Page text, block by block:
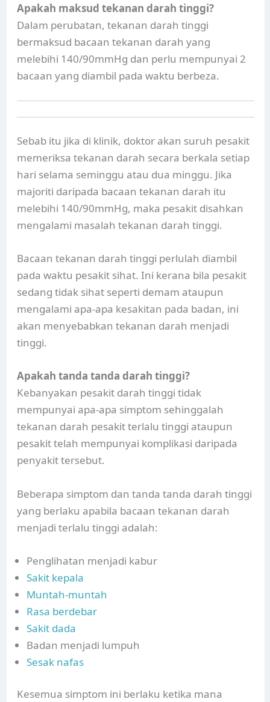
Apakah maksud tekanan darah tinggi?
Dalam perubatan, tekanan darah tinggi
bermaksud bacaan tekanan darah yang
melebihi 140/90mmHg dan perlu mempunyai 2
bacaan yang diambil pada waktu berbeza.
Sebab itu jika di klinik, doktor akan suruh pesakit
memeriksa tekanan darah secara berkala setiap
hari selama seminggu atau dua minggu. Jika
majoriti daripada bacaan tekanan darah itu
melebihi 140/90mmHg, maka pesakit disahkan
mengalami masalah tekanan darah tinggi.
Bacaan tekanan darah tinggi perlulah diambil
pada waktu pesakit sihat. Ini kerana bila pesakit
sedang tidak sihat seperti demam ataupun
mengalami apa-apa kesakitan pada badan, ini
akan menyebabkan tekanan darah menjadi
tinggi.
Apakah tanda tanda darah tinggi?
Kebanyakan pesakit darah tinggi tidak
mempunyai apa-apa simptom sehinggalah
tekanan darah pesakit terlalu tinggi ataupun
pesakit telah mempunyai komplikasi daripada
penyakit tersebut.
Beberapa simptom dan tanda tanda darah tinggi
yang berlaku apabila bacaan tekanan darah
menjadi terlalu tinggi adalah:
Penglihatan menjadi kabur
Sakit kepala
Muntah-muntah
Rasa berdebar
Sakit dada
Badan menjadi lumpuh
Sesak nafas
Kesemua simptom ini berlaku ketika mana